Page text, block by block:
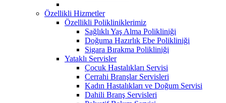
Özellikli Hizmetler
Özellikli Polikliniklerimiz
Sağlıklı Yaş Alma Polikliniği
Doğuma Hazırlık Ebe Polikliniği
Sigara Bırakma Polikliniği
Yataklı Servisler
Çocuk Hastalıkları Servisi
Cerrahi Branşlar Servisleri
Kadın Hastalıkları ve Doğum Servisi
Dahili Branş Servisleri